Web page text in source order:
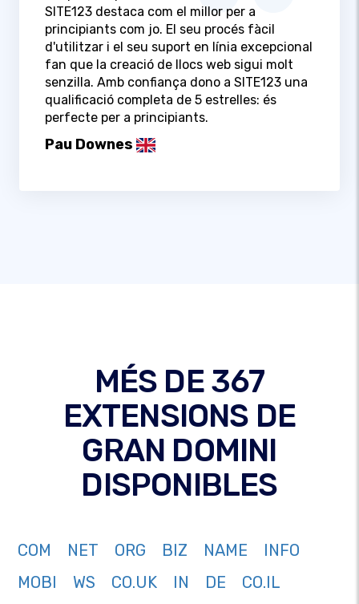
SITE123 destaca com el millor per a
principiants com jo. El seu procés fàcil
d'utilitzar i el seu suport en línia excepcional
fan que la creació de llocs web sigui molt
senzilla. Amb confiança dono a SITE123 una
qualificació completa de 5 estrelles: és
perfecte per a principiants.
Pau Downes
MÉS DE 367
EXTENSIONS DE
GRAN DOMINI
DISPONIBLES
COM NET ORG BIZ NAME
INFO
MOBI
WS CO.UK IN DE
CO.IL